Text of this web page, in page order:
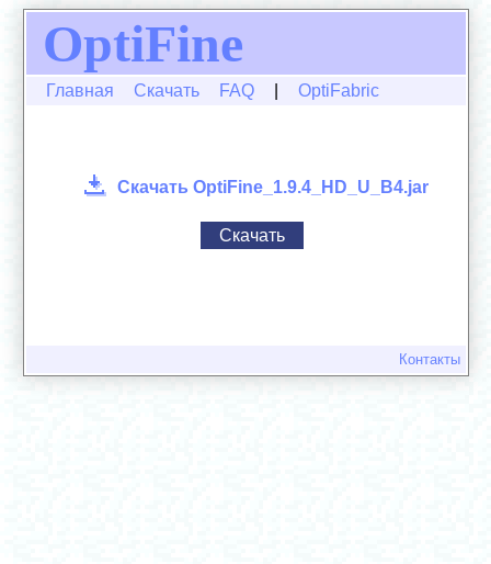
OptiFine
Главная Скачать FAQ OptiFabric
Скачать OptiFine_1.9.4_HD_U_B4.jar
Скачать
Контакты